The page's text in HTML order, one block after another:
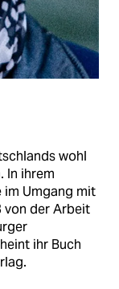
wohl
In ihrem
im Umgang mit
von der Arbeit
ihr Buch